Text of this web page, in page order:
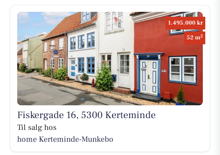
1.495.000 kr
52 m2
Fiskergade 16, 5300 Kerteminde
Til salg hos
home Kerteminde-Munkebo